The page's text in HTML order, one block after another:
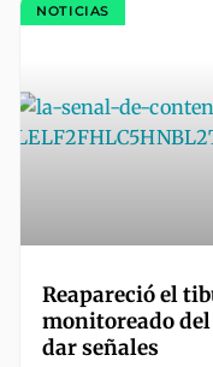
NOTICIAS
Reapareció el
monitoreado
dar señales